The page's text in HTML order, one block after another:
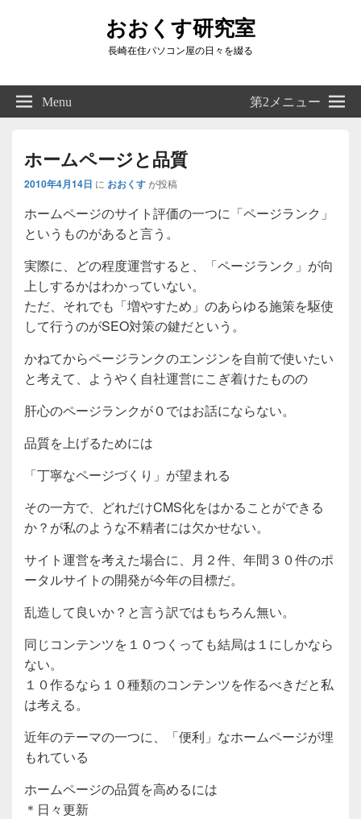
おおくす研究室
長崎在住パソコン屋の日々を綴る
Right
Sidebar
Widget
Menu 第2メニュー
ホームページと品質
2010年4月14日 に おおくすが投稿
ホームページのサイト評価の一つに「ページランク」
というものがあると言う。
実際に、どの程度運営すると、「ページランク」が向
上しするかはわかっていない。
ただ、それでも「増やすため」のあらゆる施策を駆使
して行うのがSEO対策の鍵だという。
かねてからページランクのエンジンを自前で使いたい
と考えて、ようやく自社運営にこぎ着けたものの
肝心のページランクが０ではお話にならない。
品質を上げるためには
「丁寧なページづくり」が望まれる
その一方で、どれだけCMS化をはかることができる
か？が私のような不精者には欠かせない。
サイト運営を考えた場合に、月２件、年間３０件のポ
ータルサイトの開発が今年の目標だ。
乱造して良いか？と言う訳ではもちろん無い。
同じコンテンツを１０つくっても結局は１にしかなら
ない。
１０作るなら１０種類のコンテンツを作るべきだと私
は考える。
近年のテーマの一つに、「便利」なホームページが埋
もれている
ホームページの品質を高めるには
＊日々更新